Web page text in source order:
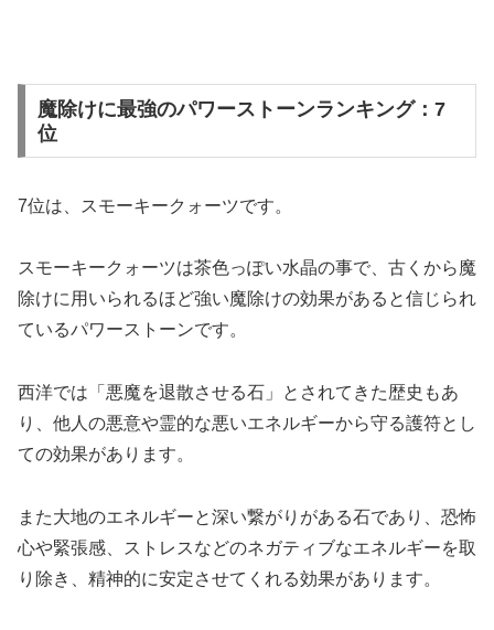
魔除けに最強のパワーストーンランキング：7
位
7位は、スモーキークォーツです。
スモーキークォーツは茶色っぽい水晶の事で、古くから魔
除けに用いられるほど強い魔除けの効果があると信じられ
ているパワーストーンです。
西洋では「悪魔を退散させる石」とされてきた歴史もあ
り、他人の悪意や霊的な悪いエネルギーから守る護符とし
ての効果があります。
また大地のエネルギーと深い繋がりがある石であり、恐怖
心や緊張感、ストレスなどのネガティブなエネルギーを取
り除き、精神的に安定させてくれる効果があります。